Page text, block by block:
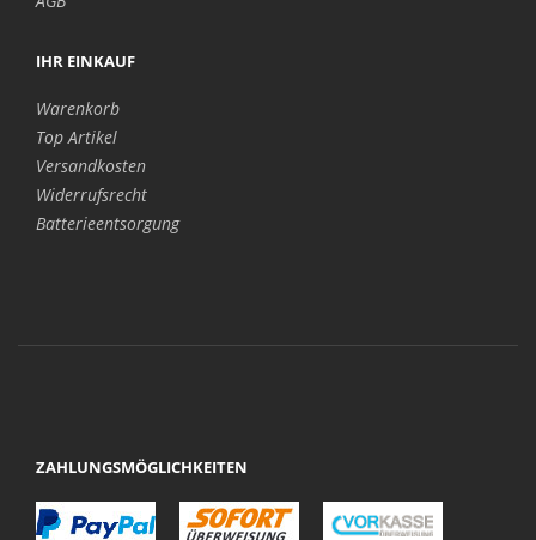
IHR EINKAUF
Warenkorb
Top Artikel
Versandkosten
Widerrufsrecht
Batterieentsorgung
ZAHLUNGSMÖGLICHKEITEN